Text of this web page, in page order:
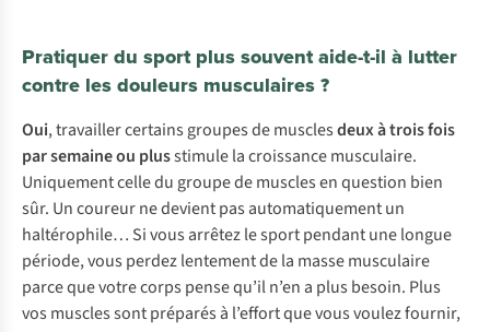
Pratiquer du sport plus souvent aide-t-il à lutter
contre les douleurs musculaires ?
Oui, travailler certains groupes de musclesdeux à trois fois
par semaine ou plusstimule la croissance musculaire.
Uniquement celle du groupe de muscles en question bien
sûr. Un coureur ne devient pas automatiquement un
haltérophile… Si vous arrêtez le sport pendant une longue
période, vous perdez lentement de la masse musculaire
parce que votre corps pense qu’il n’en a plus besoin. Plus
vos muscles sont préparés à l’effort que vous voulez fournir,